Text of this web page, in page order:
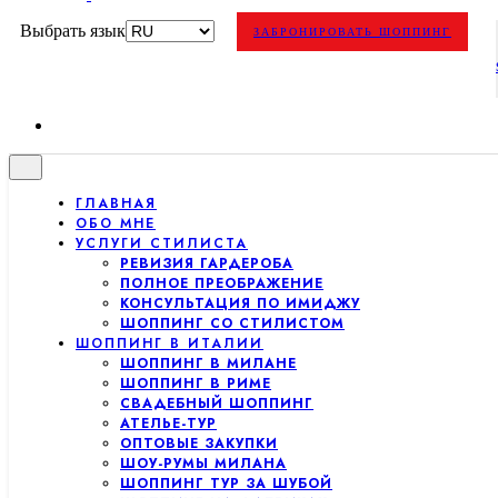
Выбрать язык ЗАБРОНИРОВАТЬ ШОППИНГ
ГЛАВНАЯ
ОБО МНЕ
УСЛУГИ СТИЛИСТА
РЕВИЗИЯ ГАРДЕРОБА
ПОЛНОЕ ПРЕОБРАЖЕНИЕ
КОНСУЛЬТАЦИЯ ПО ИМИДЖУ
ШОППИНГ СО СТИЛИСТОМ
ШОППИНГ В ИТАЛИИ
ШОППИНГ В МИЛАНЕ
ШОППИНГ В РИМЕ
СВАДЕБНЫЙ ШОППИНГ
АТЕЛЬЕ-ТУР
ОПТОВЫЕ ЗАКУПКИ
ШОУ-РУМЫ МИЛАНА
ШОППИНГ ТУР ЗА ШУБОЙ